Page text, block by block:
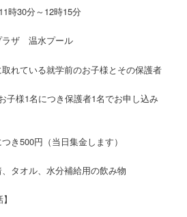
時30分～12時15分
ザ 温水プール
れている就学前のお子様とその保護者
様1名につき保護者1名でお申し込み
き500円（当日集金します）
タオル、水分補給用の飲み物